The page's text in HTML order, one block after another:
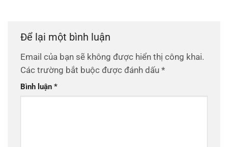
Để lại một bình luận
Email của bạn sẽ không được hiển thị công khai.
Các trường bắt buộc được đánh dấu *
Bình luận *